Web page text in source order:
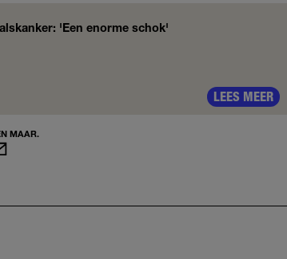
'Een enorme schok'
LEES MEER
MAAR.